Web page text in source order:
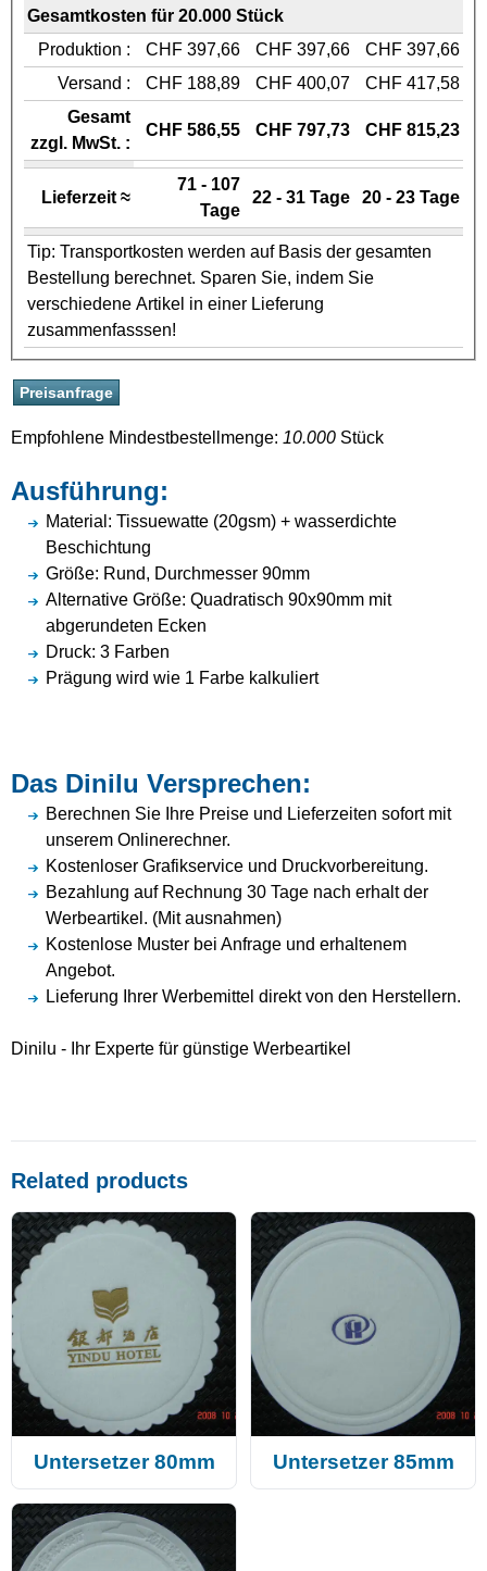
Gesamtkosten für 20.000 Stück
Produktion :
CHF 397,66 CHF 397,66
CHF 397,66
Versand :
CHF 188,89 CHF 400,07
CHF 417,58
Gesamt
zzgl. MwSt. :
CHF 586,55 CHF 797,73 CHF 815,23
Lieferzeit ≈
71 - 107
Tage
22 - 31 Tage 20 - 23 Tage
Tip: Transportkosten werden auf Basis der gesamten
Bestellung berechnet. Sparen Sie, indem Sie
verschiedene Artikel in einer Lieferung
zusammenfasssen!
Empfohlene Mindestbestellmenge: 10.000 Stück
Ausführung:
Material: Tissuewatte (20gsm) + wasserdichte
Beschichtung
Größe: Rund, Durchmesser 90mm
Alternative Größe: Quadratisch 90x90mm mit
abgerundeten Ecken
Druck: 3 Farben
Prägung wird wie 1 Farbe kalkuliert
Das Dinilu Versprechen:
Berechnen Sie Ihre Preise und Lieferzeiten sofort mit
unserem Onlinerechner.
Kostenloser Grafikservice und Druckvorbereitung.
Bezahlung auf Rechnung 30 Tage nach erhalt der
Werbeartikel. (Mit ausnahmen)
Kostenlose Muster bei Anfrage und erhaltenem
Angebot.
Lieferung Ihrer Werbemittel direkt von den Herstellern.
Dinilu - Ihr Experte für günstige Werbeartikel
Related products
Untersetzer 80mm Untersetzer 85mm